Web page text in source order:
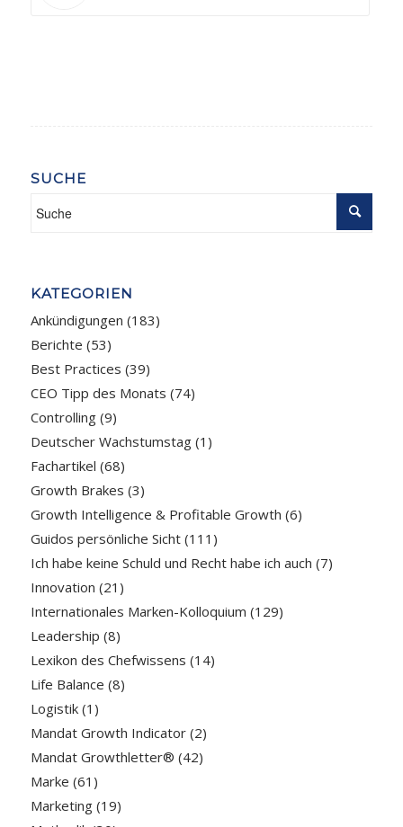
SUCHE
KATEGORIEN
Ankündigungen (183)
Berichte (53)
Best Practices (39)
CEO Tipp des Monats (74)
Controlling(9)
Deutscher Wachstumstag(1)
Fachartikel (68)
Growth Brakes (3)
Growth Intelligence & Profitable Growth (6)
Guidos persönliche Sicht(111)
Ich habe keine Schuld und Recht habe ich auch (7)
Innovation (21)
Internationales Marken-Kolloquium (129)
Leadership (8)
Lexikon des Chefwissens (14)
Life Balance (8)
Logistik(1)
Mandat Growth Indicator(2)
Mandat Growthletter® (42)
Marke (61)
Marketing(19)